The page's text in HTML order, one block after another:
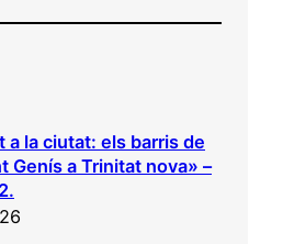
a la ciutat: els barris de
Genís a Trinitat nova» –